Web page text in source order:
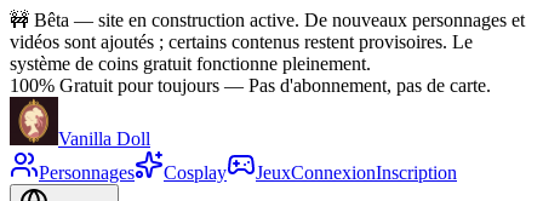
🚧 Bêta — site en construction active. De nouveaux personnages et
vidéos sont ajoutés ; certains contenus restent provisoires. Le
système de coins gratuit fonctionne pleinement.
100% Gratuit pour toujours — Pas d'abonnement, pas de carte.
Vanilla Doll
Personnages
Cosplay JeuxConnexionInscription